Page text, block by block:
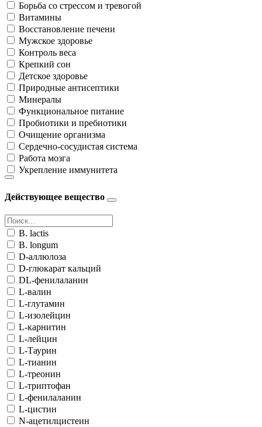
Борьба со стрессом и тревогой
Витамины
Восстановление печени
Мужское здоровье
Контроль веса
Крепкий сон
Детское здоровье
Природные антисептики
Минералы
Функциональное питание
Пробиотики и пребиотики
Очищение организма
Сердечно-сосудистая система
Работа мозга
Укрепление иммунитета
Действующее вещество
B. lactis
B. longum
D-аллюлоза
D-глюкарат кальций
DL-фенилаланин
L-валин
L-глутамин
L-изолейцин
L-карнитин
L-лейцин
L-Таурин
L-тианин
L-треонин
L-триптофан
L-фенилаланин
L-цистин
N-ацетилцистеин